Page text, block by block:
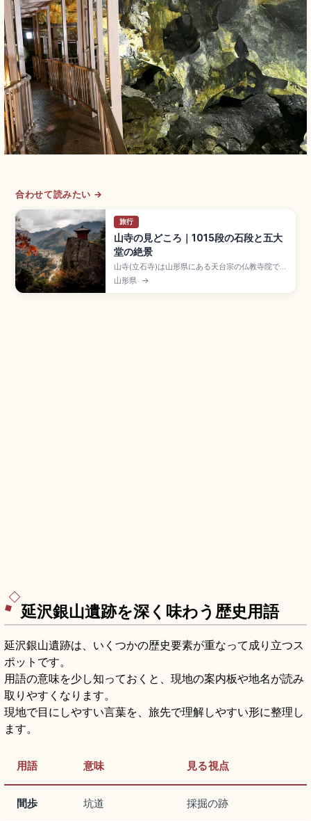
合わせて読みたい →
旅行
山寺の見どころ｜1015段の石段と五大
堂の絶景
山寺(立石寺)は山形県にある天台宗の仏教寺院で、
860年(貞観2年)に慈覚大師円仁が開山した名刹。
山全体が境内となる山岳寺院で、1,015段の石段を
山形県 →
延沢銀山遺跡を深く味わう歴史用語
延沢銀山遺跡は、いくつかの歴史要素が重なって成り立つス
ポットです。
用語の意味を少し知っておくと、現地の案内板や地名が読み
取りやすくなります。
現地で目にしやすい言葉を、旅先で理解しやすい形に整理し
ます。
用語 意味 見る視点
間歩 坑道 採掘の跡